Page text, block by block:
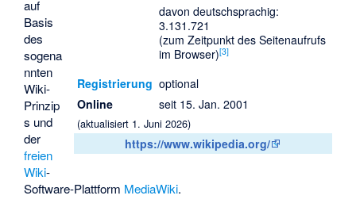
davon deutschsprachig:
3.131.721
(zum Zeitpunkt des Seitenaufrufs
im Browser)[3]
Registrierung optional
Online
seit 15. Jan. 2001
(aktualisiert 1. Juni 2026)
https://www.wikipedia.org/
auf
Basis
des
sogena
nnten
Wiki-
Prinzip
s und
der
freien
Wiki-
Software-Plattform MediaWiki.